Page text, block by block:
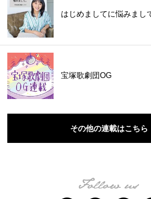
はじめましてに悩みまし
宝塚歌劇団OG
その他の連載はこちら